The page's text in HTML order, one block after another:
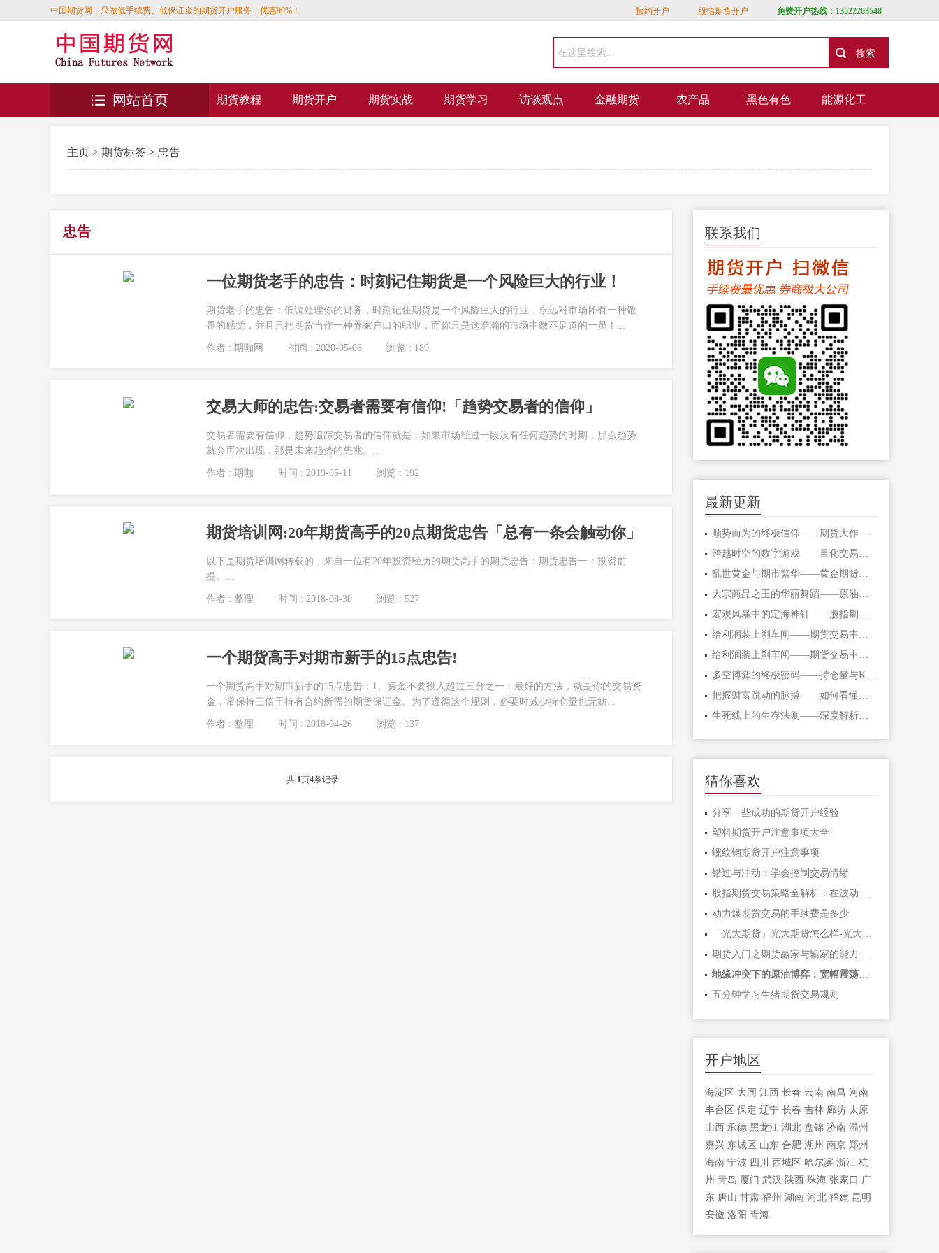
中国期货网，只做低手续费、低保证金的期货开户服务，优惠90%！ 预约开户 股指期货开户 免费开户热线：13522203548
期货教程 期货开户 期货实战 期货学习 访谈观点 金融期货 农产品 黑色有色 能源化工
网站首页
主页 > 期货标签 > 忠告
忠告
一位期货老手的忠告：时刻记住期货是一个风险巨大的行业！
期货老手的忠告：低调处理你的财务，时刻记住期货是一个风险巨大的行业，永远对市场怀有一种敬
畏的感觉，并且只把期货当作一种养家户口的职业，而你只是这浩瀚的市场中微不足道的一员！...
作者 : 期咖网 时间 : 2020-05-06 浏览 : 189
交易大师的忠告:交易者需要有信仰!「趋势交易者的信仰」
交易者需要有信仰，趋势追踪交易者的信仰就是：如果市场经过一段没有任何趋势的时期，那么趋势
就会再次出现，那是未来趋势的先兆。...
作者 : 期咖 时间 : 2019-05-11 浏览 : 192
期货培训网:20年期货高手的20点期货忠告「总有一条会触动你」
以下是期货培训网转载的，来自一位有20年投资经历的期货高手的期货忠告：期货忠告一：投资前
提。...
作者 : 整理 时间 : 2018-08-30 浏览 : 527
一个期货高手对期市新手的15点忠告!
一个期货高手对期市新手的15点忠告：1、资金不要投入超过三分之一：最好的方法，就是你的交易资
金，常保持三倍于持有合约所需的期货保证金。为了遵循这个规则，必要时减少持仓量也无妨...
作者 : 整理 时间 : 2018-04-26 浏览 : 137
共 1页4条记录
联系我们
最新更新
顺势而为的终极信仰——期货大作手的修
跨越时空的数字游戏——量化交易在期货
乱世黄金与期市繁华——黄金期货的避险
大宗商品之王的华丽舞蹈——原油期货的
宏观风暴中的定海神针——股指期货的对
给利润装上刹车闸——期货交易中不可逾
把握财富跳动的脉搏——如何看懂期货主
生死线上的生存法则——深度解析期货爆
猜你喜欢
分享一些成功的期货开户经验
塑料期货开户注意事项大全
螺纹钢期货开户注意事项
错过与冲动：学会控制交易情绪
股指期货交易策略全解析：在波动市场中
动力煤期货交易的手续费是多少
「光大期货」光大期货怎么样-光大期货手
期货入门之期货贏家与输家的能力对比「
地缘冲突下的原油博弈：宽幅震荡中如何
五分钟学习生猪期货交易规则
开户地区
海淀区 大同 江西 长春 云南 南昌 河南
丰台区 保定 辽宁 长春 吉林 廊坊 太原
山西 承德 黑龙江 湖北 盘锦 济南 温州
嘉兴 东城区 山东 合肥 湖州 南京 郑州
海南 宁波 四川 西城区 哈尔滨 浙江 杭
州 青岛 厦门 武汉 陕西 珠海 张家口 广
东 唐山 甘肃 福州 湖南 河北 福建 昆明
安徽 洛阳 青海